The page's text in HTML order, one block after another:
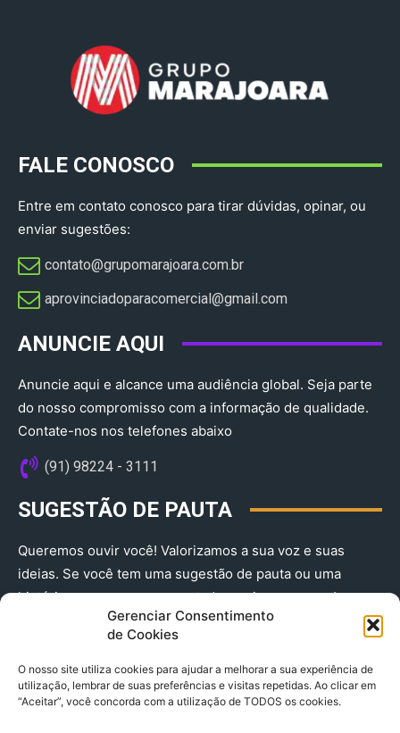
Gerenciar Consentimento
de Cookies
O nosso site utiliza cookies para ajudar a melhorar a sua experiência de
utilização, lembrar de suas preferências e visitas repetidas. Ao clicar em
“Aceitar”, você concorda com a utilização de TODOS os cookies.
FALE CONOSCO
Entre em contato conosco para tirar dúvidas, opinar, ou
enviar sugestões:
contato@grupomarajoara.com.br
aprovinciadoparacomercial@gmail.com​
ANUNCIE AQUI
Anuncie aqui e alcance uma audiência global. Seja parte
do nosso compromisso com a informação de qualidade.
Contate-nos nos telefones abaixo
(91) 98224 - 3111
SUGESTÃO DE PAUTA
Queremos ouvir você! Valorizamos a sua voz e suas
ideias. Se você tem uma sugestão de pauta ou uma
história que merece ser contada, envie-nos agora!
(91) 98224 - 3111